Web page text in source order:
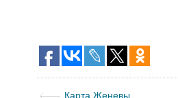
Карта Женевы